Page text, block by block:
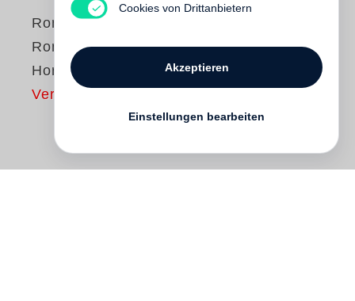
Roni Horn
Roni Horn aka Roni
Horn
Vergriffen
Cookies von Drittanbietern
Akzeptieren
Einstellungen bearbeiten